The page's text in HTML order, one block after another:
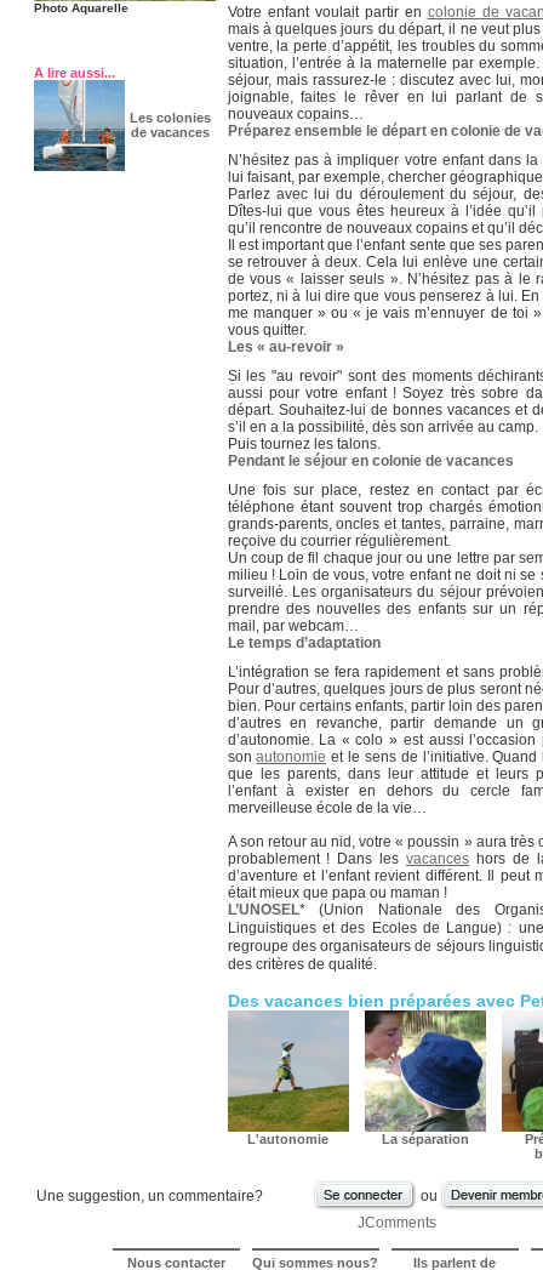
Photo Aquarelle
A lire aussi...
Les colonies
de vacances
Votre enfant voulait partir en colonie de
mais à quelques jours du départ, il ne veut
ventre, la perte d’appétit, les troubles du
situation, l’entrée à la maternelle par
séjour, mais rassurez-le : discutez avec lui,
joignable, faites le rêver en lui parlant de
nouveaux copains…
Préparez ensemble le départ en colonie de
N’hésitez pas à impliquer votre enfant dans
lui faisant, par exemple, chercher
Parlez avec lui du déroulement du séjour,
Dîtes-lui que vous êtes heureux à l’idée
qu’il rencontre de nouveaux copains et qu’il
Il est important que l’enfant sente que ses
se retrouver à deux. Cela lui enlève une
de vous « laisser seuls ». N’hésitez pas à le
portez, ni à lui dire que vous penserez à lui.
me manquer » ou « je vais m’ennuyer de toi
vous quitter.
Les « au-revoir »
Si les "au revoir" sont des moments
aussi pour votre enfant ! Soyez très sobre
départ. Souhaitez-lui de bonnes vacances et
s’il en a la possibilité, dès son arrivée au camp.
Puis tournez les talons.
Pendant le séjour en colonie de vacances
Une fois sur place, restez en contact par
téléphone étant souvent trop chargés
grands-parents, oncles et tantes, parraine,
reçoive du courrier régulièrement.
Un coup de fil chaque jour ou une lettre par
milieu ! Loin de vous, votre enfant ne doit ni se
surveillé. Les organisateurs du séjour
prendre des nouvelles des enfants sur un
mail, par webcam…
Le temps d’adaptation
L’intégration se fera rapidement et sans
Pour d’autres, quelques jours de plus seront
bien. Pour certains enfants, partir loin des
d’autres en revanche, partir demande un
d’autonomie. La « colo » est aussi
sonautonomie et le sens de l’initiative.
que les parents, dans leur attitude et leurs
l’enfant à exister en dehors du cercle
merveilleuse école de la vie…
A son retour au nid, votre « poussin » aura
probablement ! Dans les vacanceshors de
d’aventure et l’enfant revient différent. Il peut
était mieux que papa ou maman !
L’UNOSEL* (Union Nationale des
Linguistiques et des Ecoles de Langue) :
regroupe des organisateurs de séjours
des critères de qualité.
Des vacances bien préparées avec
L'autonomie La séparation
Une suggestion, un commentaire?
ou
JComments
Nous contacter Qui sommes nous? Ils parlent de